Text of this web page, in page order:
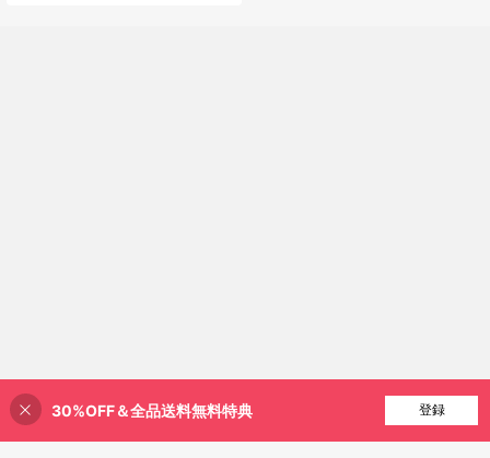
23% 割引！
30%OFF＆全品送料無料特典 登録